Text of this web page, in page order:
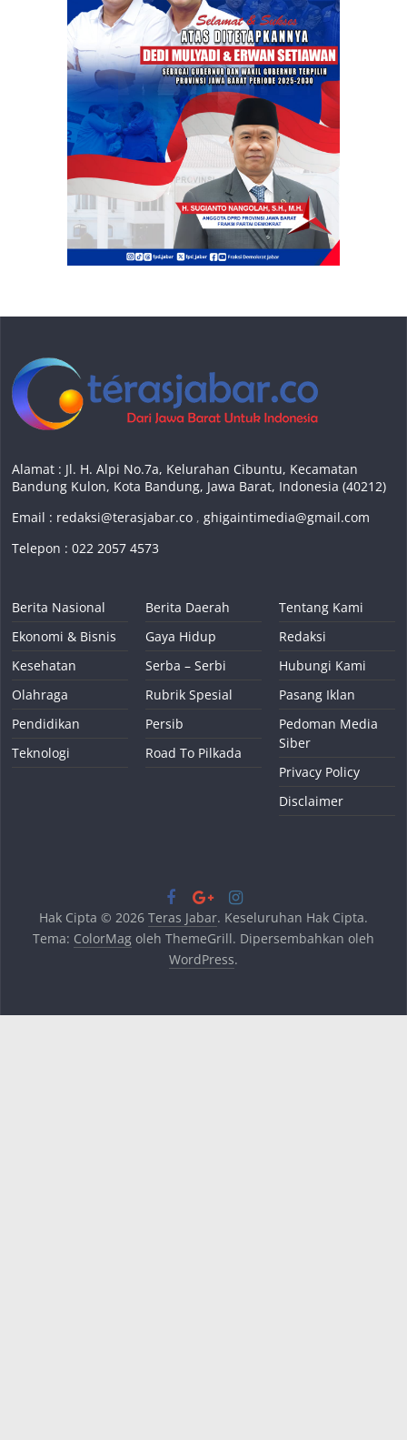
Alamat : Jl. H. Alpi No.7a, Kelurahan Cibuntu, Kecamatan
Bandung Kulon, Kota Bandung, Jawa Barat, Indonesia (40212)
Email : redaksi@terasjabar.co ,ghigaintimedia@gmail.com
Telepon : 022 2057 4573
Berita Nasional
Ekonomi & Bisnis
Kesehatan
Olahraga
Pendidikan
Teknologi
Berita Daerah
Gaya Hidup
Serba – Serbi
Rubrik Spesial
Persib
Road To Pilkada
Tentang Kami
Redaksi
Hubungi Kami
Pasang Iklan
Pedoman Media
Siber
Privacy Policy
Disclaimer
Hak Cipta © 2026 Teras Jabar. Keseluruhan Hak Cipta.
Tema: ColorMagoleh ThemeGrill. Dipersembahkan oleh
WordPress.